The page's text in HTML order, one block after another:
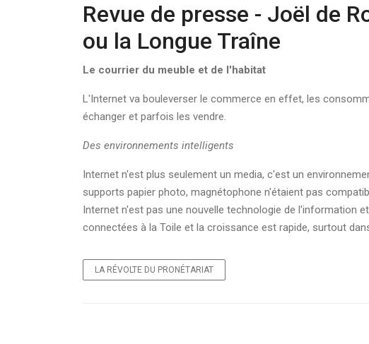
Revue de presse - Joël de
ou la Longue Traîne
Le courrier du meuble et de l'habitat
L'Internet va bouleverser le commerce en effet, les
échanger et parfois les vendre.
Des environnements intelligents
Internet n'est plus seulement un media, c'est un
supports papier photo, magnétophone n'étaient pas
Internet n'est pas une nouvelle technologie de l'information
connectées à la Toile et la croissance est rapide, surtout
LA RÉVOLTE DU PRONÉTARIAT